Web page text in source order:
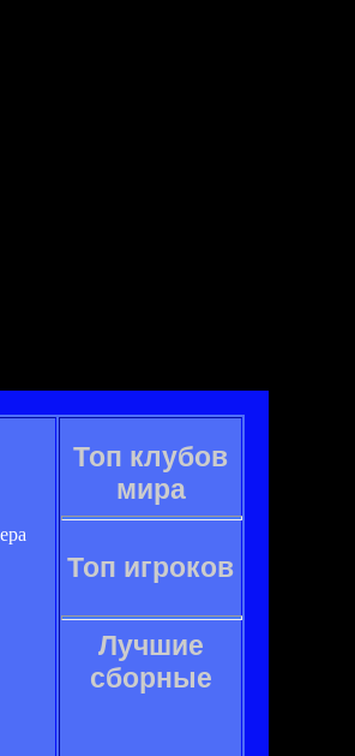
Топ клубов
мира
Топ игроков
Лучшие
сборные